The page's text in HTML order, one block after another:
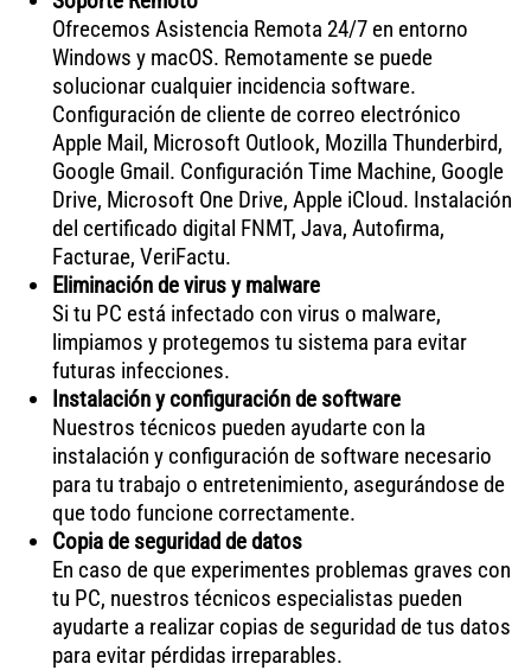
Ofrecemos Asistencia Remota 24/7 en entorno
Windows y macOS. Remotamente se puede
solucionar cualquier incidencia software.
Configuración de cliente de correo electrónico
Apple Mail, Microsoft Outlook, Mozilla Thunderbird,
Google Gmail. Configuración Time Machine, Google
Drive, Microsoft One Drive, Apple iCloud. Instalación
del certificado digital FNMT, Java, Autofirma,
Facturae, VeriFactu.
Eliminación de virus y malware
Si tu PC está infectado con virus o malware,
limpiamos y protegemos tu sistema para evitar
futuras infecciones.
Instalación y configuración de software
Nuestros técnicos pueden ayudarte con la
instalación y configuración de software necesario
para tu trabajo o entretenimiento, asegurándose de
que todo funcione correctamente.
Copia de seguridad de datos
En caso de que experimentes problemas graves con
tu PC, nuestros técnicos especialistas pueden
ayudarte a realizar copias de seguridad de tus datos
para evitar pérdidas irreparables.